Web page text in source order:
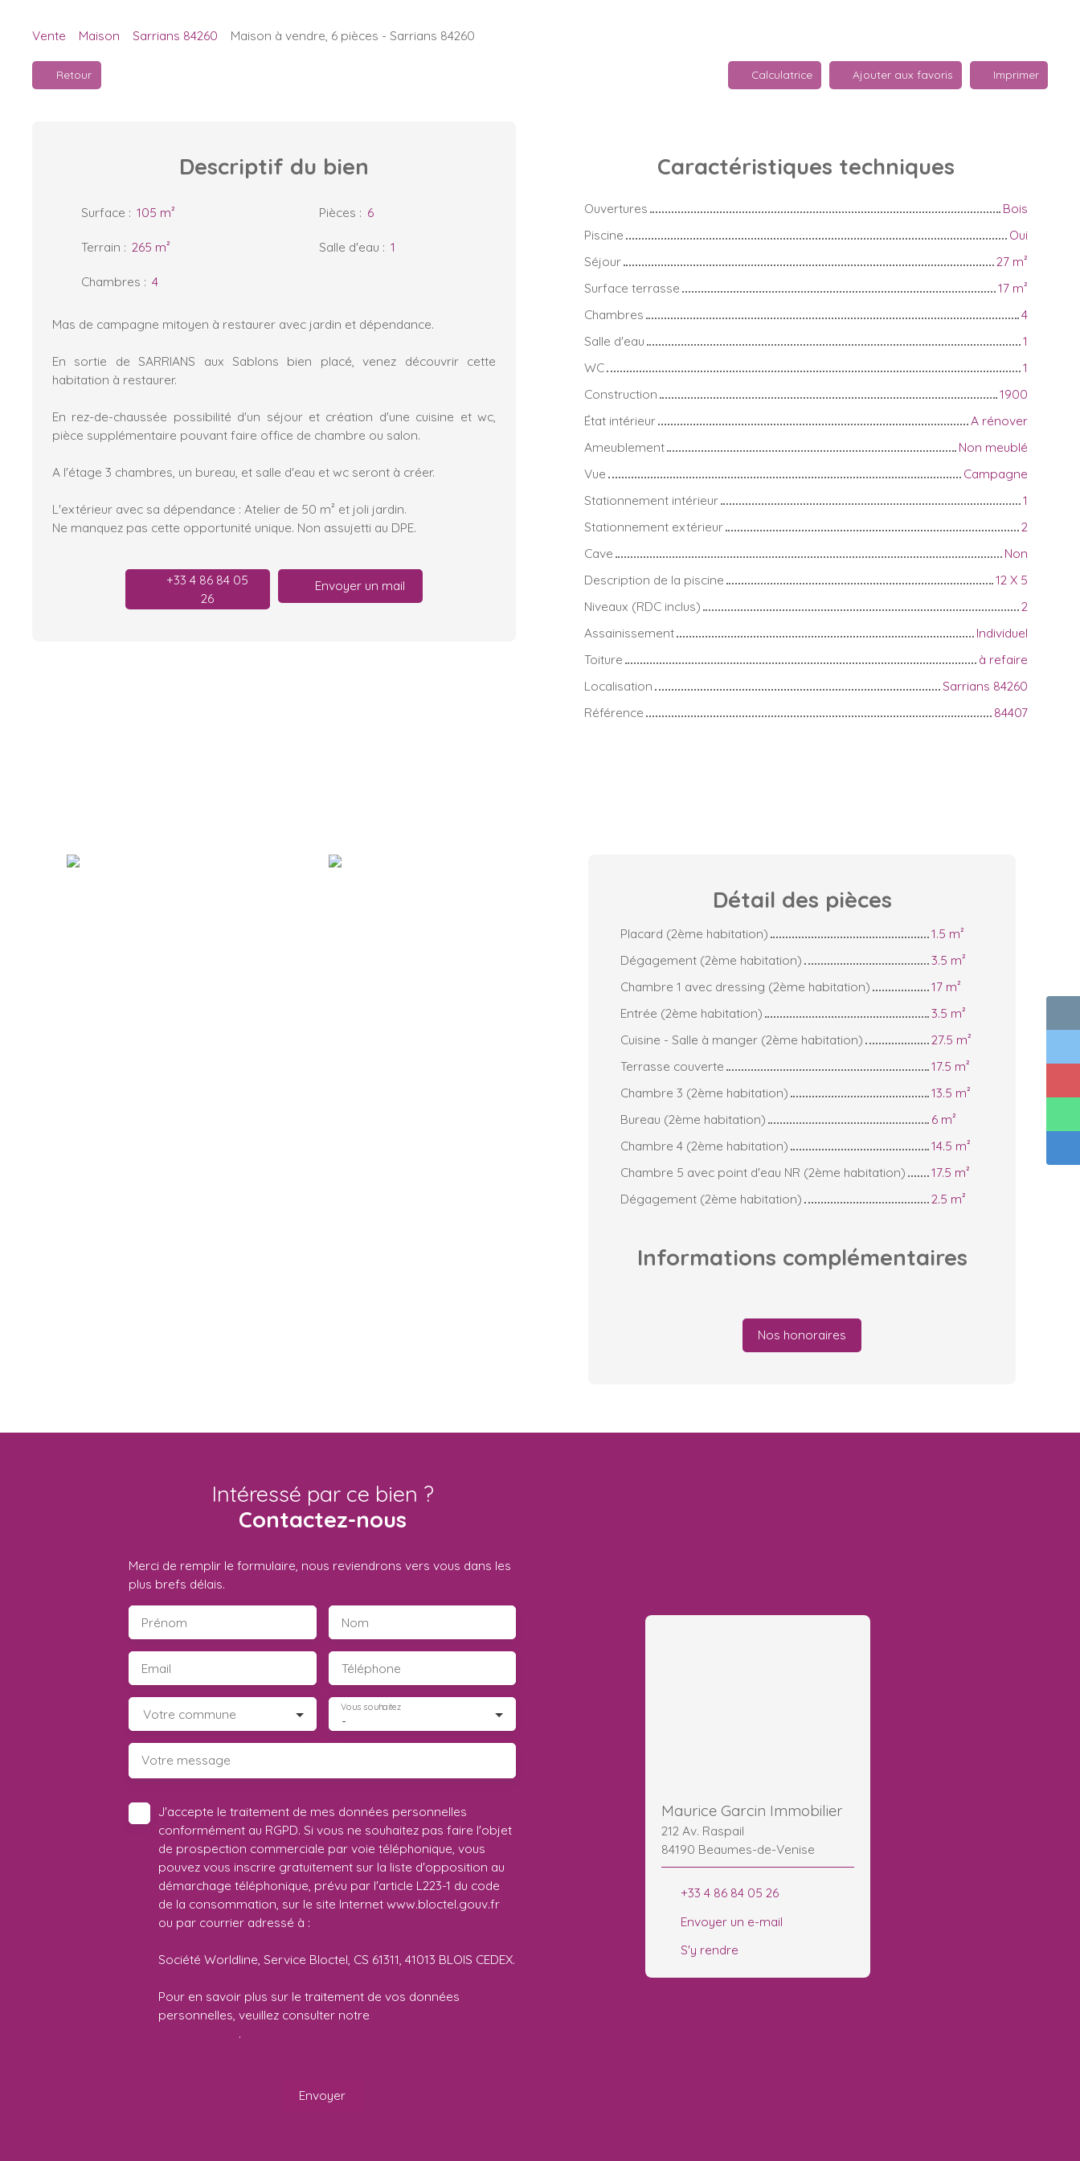
Vente Maison Sarrians 84260 Maison à vendre, 6 pièces - Sarrians 84260
Retour Calculatrice Ajouter aux favoris Imprimer
Descriptif du bien
Surface : 105 m² Pièces : 6
Terrain : 265 m² Salle d'eau : 1
Chambres : 4
Mas de campagne mitoyen à restaurer avec jardin et dépendance.
En sortie de SARRIANS aux Sablons bien placé, venez découvrir cette
habitation à restaurer.
En rez-de-chaussée possibilité d'un séjour et création d'une cuisine et wc,
pièce supplémentaire pouvant faire office de chambre ou salon.
A l'étage 3 chambres, un bureau, et salle d'eau et wc seront à créer.
L'extérieur avec sa dépendance : Atelier de 50 m² et joli jardin.
Ne manquez pas cette opportunité unique. Non assujetti au DPE.
+33 4 86 84 05
26
Envoyer un mail
Caractéristiques techniques
Ouvertures
Bois
Piscine
Oui
Séjour
27 m²
Surface terrasse
17 m²
Chambres
4
Salle d'eau
1
WC
1
Construction
1900
État intérieur
A rénover
Ameublement
Non meublé
Vue
Campagne
Stationnement intérieur
1
Stationnement extérieur
2
Cave
Non
Description de la piscine
12 X 5
Niveaux (RDC inclus)
2
Assainissement
Individuel
Toiture
à refaire
Localisation
Sarrians 84260
Référence
84407
Détail des pièces
Placard (2ème habitation)
1.5 m²
Dégagement (2ème habitation)
3.5 m²
Chambre 1 avec dressing (2ème habitation)
17 m²
Entrée (2ème habitation)
3.5 m²
Cuisine - Salle à manger (2ème habitation)
27.5 m²
Terrasse couverte
17.5 m²
Chambre 3 (2ème habitation)
13.5 m²
Bureau (2ème habitation)
6 m²
Chambre 4 (2ème habitation)
14.5 m²
Chambre 5 avec point d'eau NR (2ème habitation)
17.5 m²
Dégagement (2ème habitation)
2.5 m²
Informations complémentaires
Nos honoraires
Intéressé par ce bien ?
Contactez-nous
Merci de remplir le formulaire, nous reviendrons vers vous dans les
plus brefs délais.
Prénom Nom
Email Téléphone
Votre commune -
Vous souhaitez
Votre message
J'accepte le traitement de mes données personnelles
conformément au RGPD. Si vous ne souhaitez pas faire l'objet
de prospection commerciale par voie téléphonique, vous
pouvez vous inscrire gratuitement sur la liste d'opposition au
démarchage téléphonique, prévu par l'article L223-1 du code
de la consommation, sur le site Internet www.bloctel.gouv.fr
ou par courrier adressé à :
Société Worldline, Service Bloctel, CS 61311, 41013 BLOIS CEDEX.
Pour en savoir plus sur le traitement de vos données
personnelles, veuillez consulter notre
.
Envoyer
Maurice Garcin Immobilier
212 Av. Raspail
84190 Beaumes-de-Venise
+33 4 86 84 05 26
Envoyer un e-mail
S'y rendre